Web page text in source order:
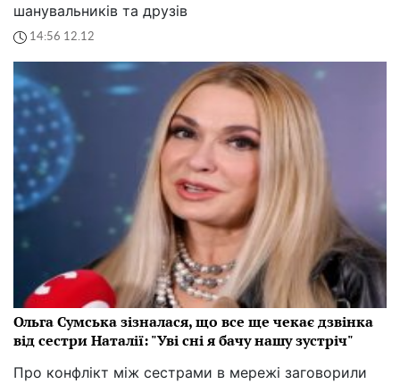
шанувальників та друзів
14:56 12.12
Ольга Сумська зізналася, що все ще чекає дзвінка
від сестри Наталії: "Уві сні я бачу нашу зустріч"
Про конфлікт між сестрами в мережі заговорили